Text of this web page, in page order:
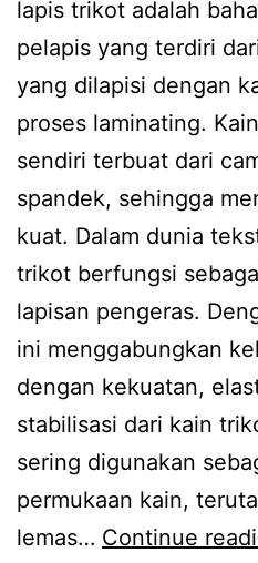
lapis trikot adalah
pelapis yang terdiri
yang dilapisi dengan
proses laminating.
sendiri terbuat dari
spandek, sehingga
kuat. Dalam dunia
trikot berfungsi
lapisan pengeras.
ini menggabungkan
dengan kekuatan,
stabilisasi dari kain
sering digunakan
permukaan kain,
lemas… Continue